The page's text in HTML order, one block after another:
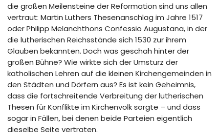
die großen Meilensteine der Reformation sind uns allen
vertraut: Martin Luthers Thesenanschlag im Jahre 1517
oder Philipp Melanchthons Confessio Augustana, in der
die lutherischen Reichsstände sich 1530 zur ihrem
Glauben bekannten. Doch was geschah hinter der
großen Bühne? Wie wirkte sich der Umsturz der
katholischen Lehren auf die kleinen Kirchengemeinden in
den Städten und Dörfern aus? Es ist kein Geheimnis,
dass die fortschreitende Verbreitung der lutherischen
Thesen für Konflikte im Kirchenvolk sorgte – und dass
sogar in Fällen, bei denen beide Parteien eigentlich
dieselbe Seite vertraten.